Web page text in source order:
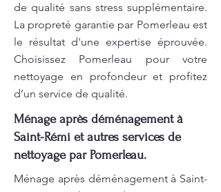
de qualité sans stress supplémentaire.
La propreté garantie par Pomerleau est
le résultat d'une expertise éprouvée.
Choisissez Pomerleau pour votre
nettoyage en profondeur et profitez
d’un service de qualité.
Ménage après déménagement à
Saint-Rémi et autres services de
nettoyage par Pomerleau.
Ménage après déménagement à Saint-